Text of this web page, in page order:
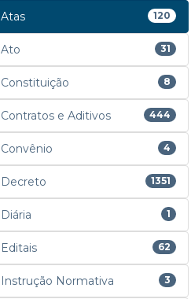
Atas 120
Ato 31
Constituição 8
Contratos e Aditivos 444
Convênio 4
Decreto 1351
Diária 1
Editais 62
Instrução Normativa 3